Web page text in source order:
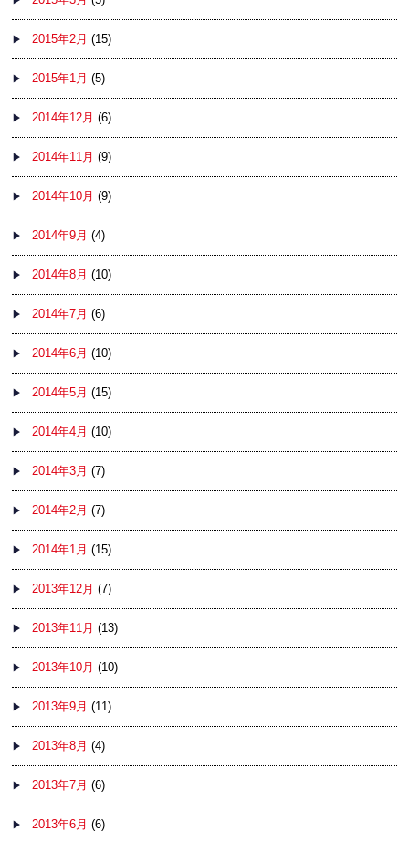
2015年2月 (15)
2015年1月 (5)
2014年12月 (6)
2014年11月 (9)
2014年10月 (9)
2014年9月 (4)
2014年8月 (10)
2014年7月 (6)
2014年6月 (10)
2014年5月 (15)
2014年4月 (10)
2014年3月 (7)
2014年2月 (7)
2014年1月 (15)
2013年12月 (7)
2013年11月 (13)
2013年10月 (10)
2013年9月 (11)
2013年8月 (4)
2013年7月 (6)
2013年6月 (6)